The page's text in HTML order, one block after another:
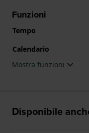
Funzioni
Tempo
Calendario
Mostra funzioni
Disponibile